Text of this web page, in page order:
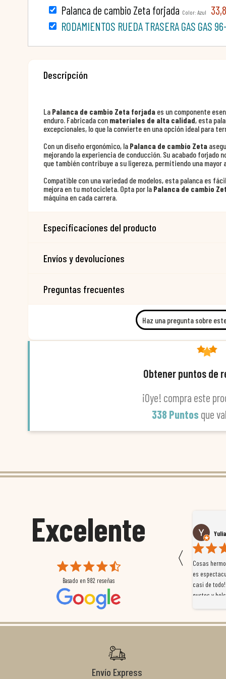
Palanca de cambio Zeta forjada Color: Azul
RODAMIENTOS RUEDA TRASERA GAS GAS
Descripción
La Palanca de cambio Zeta forjada es un componente
enduro. Fabricada con materiales de alta calidad, esta
excepcionales, lo que la convierte en una opción ideal para
Con un diseño ergonómico, la Palanca de cambio Zeta
mejorando la experiencia de conducción. Su acabado forjado
que también contribuye a su ligereza, permitiendo una mayor
Compatible con una variedad de modelos, esta palanca es
mejora en tu motocicleta. Opta por la Palanca de cambio
máquina en cada carrera.
Especificaciones del producto
Envíos y devoluciones
Preguntas frecuentes
Haz una pregunta sobre
Obtener puntos de
¡Oye! compra este
338 Puntos que
Excelente
Basado en 982 reseñas
〈
Susana García Luis
Magnífica atención al cliente. Tuvimos un pequeño
retraso en el pedido y desde el minuto uno se
preocuparon por ayudarnos en todo. Gracias a Sergio,
magnífico gestor... atento, amable, un servicio de 10.
Gracias de nuevo por todo!
Cosas
es
casi de
gustos y
Envío Express